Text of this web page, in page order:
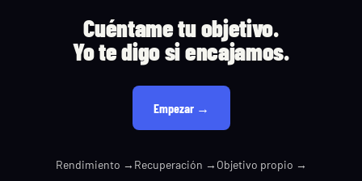
Cuéntame tu objetivo.
Yo te digo si encajamos.
Empezar →
Rendimiento → Recuperación → Objetivo propio →